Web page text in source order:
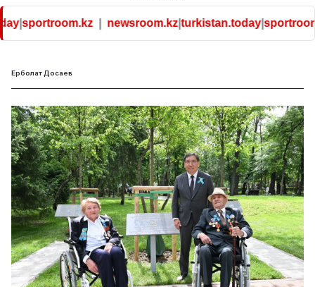
|newsroom.kz|turkistan.today|sportroom.kz
Ерболат Досаев